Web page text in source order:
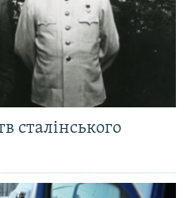
сталінського